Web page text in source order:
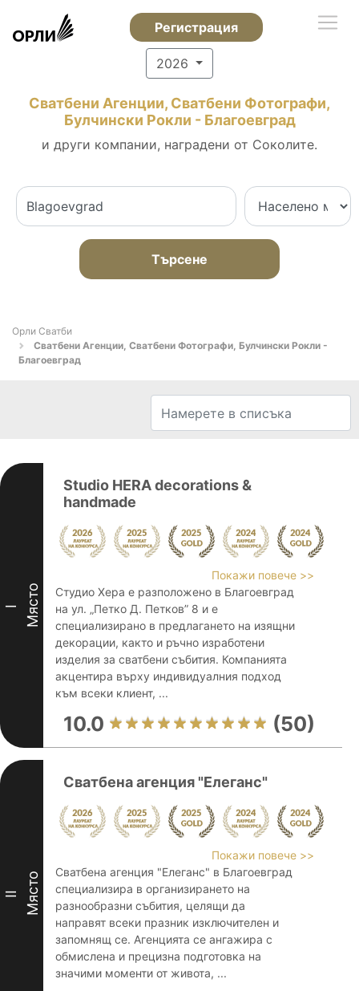
Регистрация
2026
Сватбени Агенции, Сватбени Фотографи,
Булчински Рокли - Благоевград
и други компании, наградени от Соколите.
Търсене
Орли Сватби
Сватбени Агенции, Сватбени Фотографи, Булчински Рокли -
Благоевград
I Място
Studio HERA decorations &
handmade
Покажи повече >>
Студио Хера е разположено в Благоевград
на ул. „Петко Д. Петков” 8 и е
специализирано в предлагането на изящни
декорации, както и ръчно изработени
изделия за сватбени събития. Компанията
акцентира върху индивидуалния подход
към всеки клиент, ...
10.0 (50)
II Място
Сватбена агенция "Елеганс"
Покажи повече >>
Сватбена агенция "Елеганс" в Благоевград
специализира в организирането на
разнообразни събития, целящи да
направят всеки празник изключителен и
запомнящ се. Агенцията се ангажира с
обмислена и прецизна подготовка на
значими моменти от живота, ...